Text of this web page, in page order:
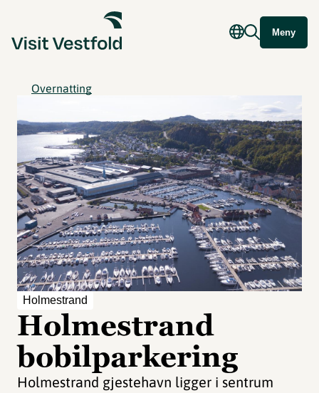
Meny
Overnatting
Holmestrand
Holmestrand
bobilparkering
Holmestrand gjestehavn ligger i sentrum